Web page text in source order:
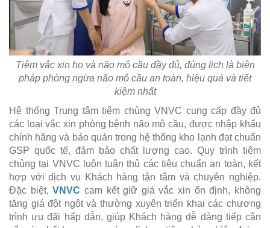
Tiêm vắc xin ho và não mô cầu đầy đủ, đúng lịch là biện
pháp phòng ngừa não mô cầu an toàn, hiệu quả và tiết
kiệm nhất
Hệ thống Trung tâm tiêm chủng VNVC cung cấp đầy đủ
các loại vắc xin phòng bệnh não mô cầu, được nhập khẩu
chính hãng và bảo quản trong hệ thống kho lạnh đạt chuẩn
GSP quốc tế, đảm bảo chất lượng cao. Quy trình tiêm
chủng tại VNVC luôn tuân thủ các tiêu chuẩn an toàn, kết
hợp với dịch vụ Khách hàng tận tâm và chuyên nghiệp.
Đặc biệt,VNVC cam kết giữ giá vắc xin ổn định, không
tăng giá đột ngột và thường xuyên triển khai các chương
trình ưu đãi hấp dẫn, giúp Khách hàng dễ dàng tiếp cận